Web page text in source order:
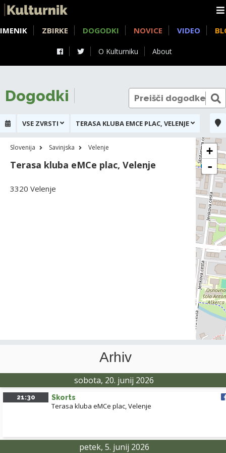
O Kulturniku About
IMENIK ZBIRKE DOGODKI NOVICE VIDEO
Dogodki
VSE ZVRSTI TERASA KLUBA EMCE PLAC, VELENJE
Slovenija Savinjska Velenje
Terasa kluba eMCe plac, Velenje
3320 Velenje
+
-
Arhiv
sobota, 20. junij 2026
21:30 Skorts
Terasa kluba eMCe plac, Velenje
petek, 5. junij 2026